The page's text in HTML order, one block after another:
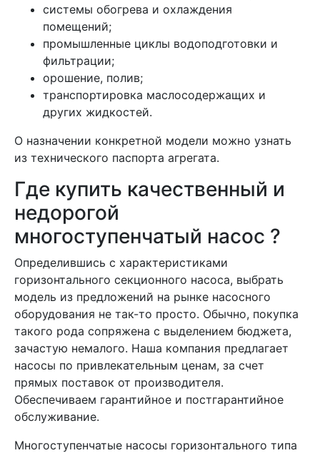
системы обогрева и охлаждения
помещений;
промышленные циклы водоподготовки и
фильтрации;
орошение, полив;
транспортировка маслосодержащих и
других жидкостей.
О назначении конкретной модели можно узнать
из технического паспорта агрегата.
Где купить качественный и
недорогой
многоступенчатый насос ?
Определившись с характеристиками
горизонтального секционного насоса, выбрать
модель из предложений на рынке насосного
оборудования не так-то просто. Обычно, покупка
такого рода сопряжена с выделением бюджета,
зачастую немалого. Наша компания предлагает
насосы по привлекательным ценам, за счет
прямых поставок от производителя.
Обеспечиваем гарантийное и постгарантийное
обслуживание.
Многоступенчатые насосы горизонтального типа